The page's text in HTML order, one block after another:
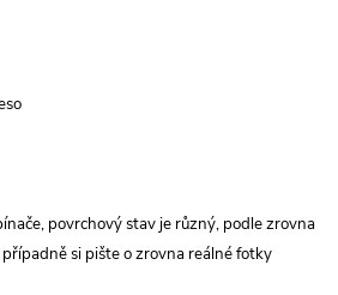
povrchový stav je různý, podle zrovna
si pište o zrovna reálné fotky